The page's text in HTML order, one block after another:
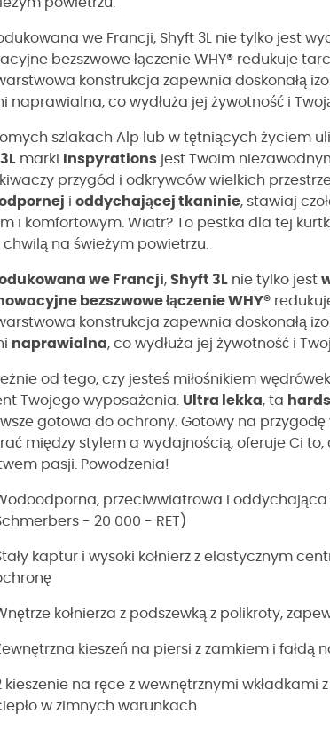
we Francji, Shyft 3L nie tylko jest
bezszwowe łączenie WHY® redukuje
konstrukcja zapewnia doskonałą
naprawialna, co wydłuża jej żywotność i
szlakach Alp lub w tętniących życiem
marki Inspyrations jest Twoim
przygód i odkrywców wielkich
i oddychającej tkaninie, stawiaj
i komfortowym. Wiatr? To pestka dla tej
chwilą na świeżym powietrzu.
we Francji, Shyft 3L nie tylko jest
bezszwowe łączenie WHY®
konstrukcja zapewnia doskonałą
naprawialna, co wydłuża jej żywotność i
od tego, czy jesteś miłośnikiem
Twojego wyposażenia. Ultra lekka, ta
gotowa do ochrony. Gotowy na przygodę
między stylem a wydajnością, oferuje Ci
pasji. Powodzenia!
przeciwwiatrowa i
- 20 000 - RET)
kaptur i wysoki kołnierz z elastycznym
kołnierza z podszewką z polikroty,
kieszeń na piersi z zamkiem i
kieszenie na ręce z wewnętrznymi
w zimnych warunkach